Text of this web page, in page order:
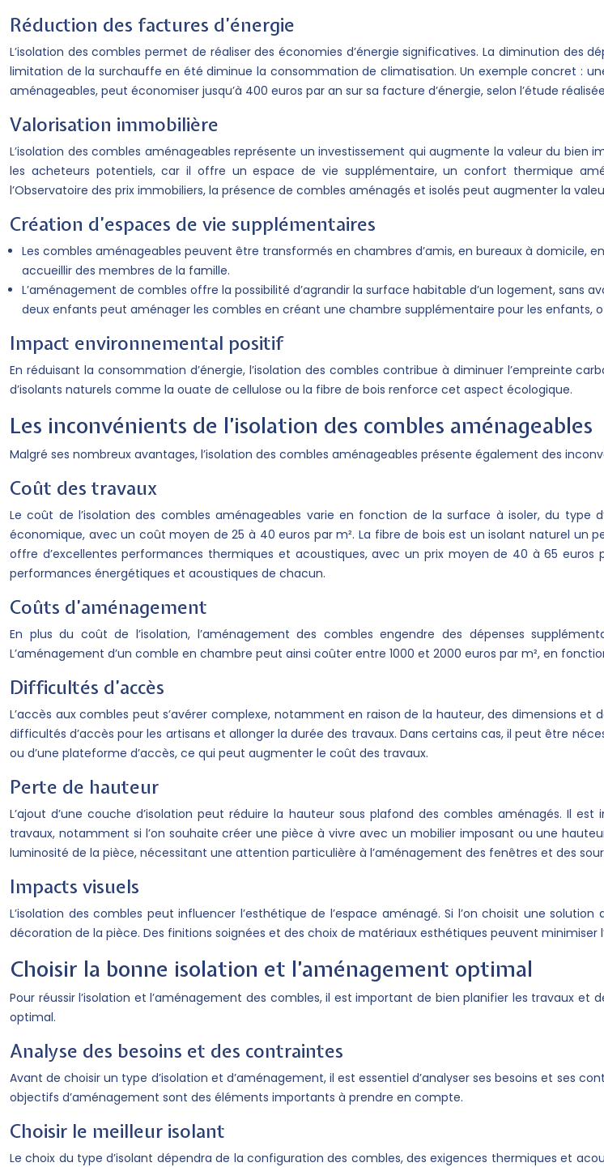
Réduction des factures d’énergie
L’isolation des combles permet de réaliser des économies d’énergie significatives. La diminution
limitation de la surchauffe en été diminue la consommation de climatisation. Un exemple concret :
aménageables, peut économiser jusqu’à 400 euros par an sur sa facture d’énergie, selon l’étude réalisée
Valorisation immobilière
L’isolation des combles aménageables représente un investissement qui augmente la valeur du
les acheteurs potentiels, car il offre un espace de vie supplémentaire, un confort thermique
l’Observatoire des prix immobiliers, la présence de combles aménagés et isolés peut augmenter la
Création d’espaces de vie supplémentaires
Les combles aménageables peuvent être transformés en chambres d’amis, en bureaux à domicile,
accueillir des membres de la famille.
L’aménagement de combles offre la possibilité d’agrandir la surface habitable d’un logement, sans
deux enfants peut aménager les combles en créant une chambre supplémentaire pour les
Impact environnemental positif
En réduisant la consommation d’énergie, l’isolation des combles contribue à diminuer l’empreinte
d’isolants naturels comme la ouate de cellulose ou la fibre de bois renforce cet aspect écologique.
Les inconvénients de l’isolation des combles aménageables
Malgré ses nombreux avantages, l’isolation des combles aménageables présente également des
Coût des travaux
Le coût de l’isolation des combles aménageables varie en fonction de la surface à isoler, du type
économique, avec un coût moyen de 25 à 40 euros par m². La fibre de bois est un isolant naturel un
offre d’excellentes performances thermiques et acoustiques, avec un prix moyen de 40 à 65
performances énergétiques et acoustiques de chacun.
Coûts d’aménagement
En plus du coût de l’isolation, l’aménagement des combles engendre des dépenses
L’aménagement d’un comble en chambre peut ainsi coûter entre 1000 et 2000 euros par m², en
Difficultés d’accès
L’accès aux combles peut s’avérer complexe, notamment en raison de la hauteur, des dimensions
difficultés d’accès pour les artisans et allonger la durée des travaux. Dans certains cas, il peut être
ou d’une plateforme d’accès, ce qui peut augmenter le coût des travaux.
Perte de hauteur
L’ajout d’une couche d’isolation peut réduire la hauteur sous plafond des combles aménagés. Il
travaux, notamment si l’on souhaite créer une pièce à vivre avec un mobilier imposant ou une
luminosité de la pièce, nécessitant une attention particulière à l’aménagement des fenêtres et des
Impacts visuels
L’isolation des combles peut influencer l’esthétique de l’espace aménagé. Si l’on choisit une
décoration de la pièce. Des finitions soignées et des choix de matériaux esthétiques peuvent minimiser
Choisir la bonne isolation et l’aménagement optimal
Pour réussir l’isolation et l’aménagement des combles, il est important de bien planifier les travaux
optimal.
Analyse des besoins et des contraintes
Avant de choisir un type d’isolation et d’aménagement, il est essentiel d’analyser ses besoins et ses
objectifs d’aménagement sont des éléments importants à prendre en compte.
Choisir le meilleur isolant
Le choix du type d’isolant dépendra de la configuration des combles, des exigences thermiques et